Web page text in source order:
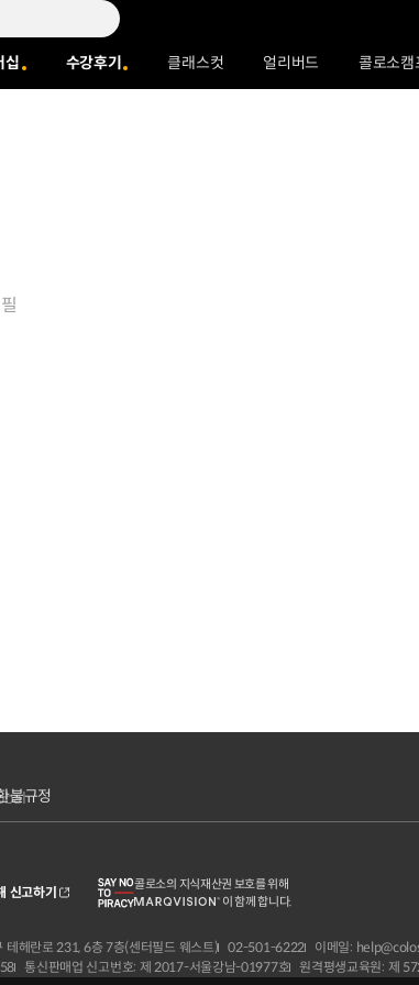
십 수강후기 클래스컷 얼리버드 콜로소캠
불규정
신고하기
콜로소의 지식재산권 보호를 위해
이 함께 합니다.
테헤란로 231, 6층 7층(센터필드 웨스트) 02-501-6222
이메일:
통신판매업 신고번호: 제 2017-서울강남-01977호 원격평생교육원: 제